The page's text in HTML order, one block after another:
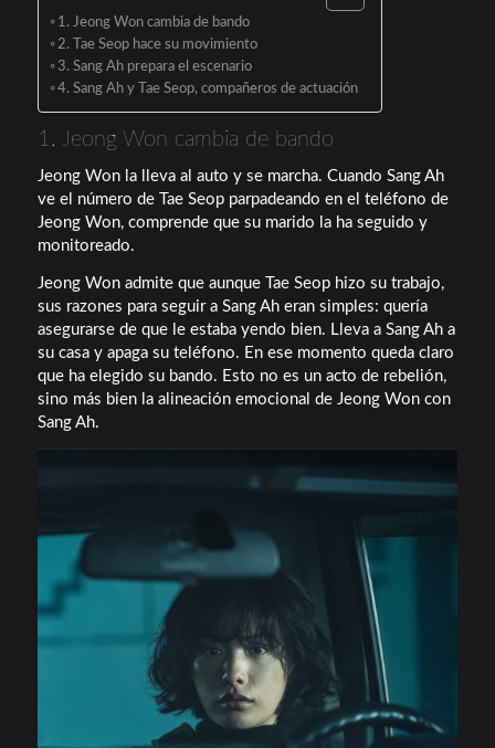
1. Jeong Won cambia de bando
2. Tae Seop hace su movimiento
3. Sang Ah prepara el escenario
4. Sang Ah y Tae Seop, compañeros de actuación
1. Jeong Won cambia de bando
Jeong Won la lleva al auto y se marcha. Cuando Sang Ah
ve el número de Tae Seop parpadeando en el teléfono de
Jeong Won, comprende que su marido la ha seguido y
monitoreado.
Jeong Won admite que aunque Tae Seop hizo su trabajo,
sus razones para seguir a Sang Ah eran simples: quería
asegurarse de que le estaba yendo bien. Lleva a Sang Ah a
su casa y apaga su teléfono. En ese momento queda claro
que ha elegido su bando. Esto no es un acto de rebelión,
sino más bien la alineación emocional de Jeong Won con
Sang Ah.